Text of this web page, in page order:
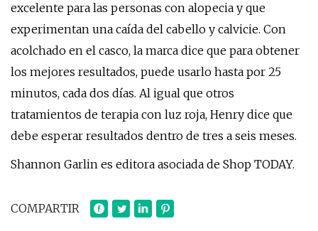
excelente para las personas con alopecia y que
experimentan una caída del cabello y calvicie. Con
acolchado en el casco, la marca dice que para obtener
los mejores resultados, puede usarlo hasta por 25
minutos, cada dos días. Al igual que otros
tratamientos de terapia con luz roja, Henry dice que
debe esperar resultados dentro de tres a seis meses.
Shannon Garlin es editora asociada de Shop TODAY.
COMPARTIR